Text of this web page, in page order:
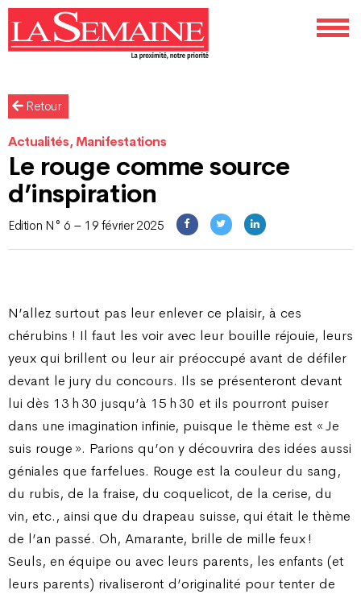
Retour
Actualités, Manifestations
Le rouge comme source
d’inspiration
Edition N° 6 – 19 février 2025
N’allez surtout pas leur enlever ce plaisir, à ces
chérubins ! Il faut les voir avec leur bouille réjouie, leurs
yeux qui brillent ou leur air préoccupé avant de défiler
devant le jury du concours. Ils se présenteront devant
lui dès 13 h 30 jusqu’à 15 h 30 et ils pourront puiser
dans une imagination infinie, puisque le thème est « Je
suis rouge ». Parions qu’on y découvrira des idées aussi
géniales que farfelues. Rouge est la couleur du sang,
du rubis, de la fraise, du coquelicot, de la cerise, du
vin, etc., ainsi que du drapeau suisse, qui était le thème
de l’an passé. Oh, Amarante, brille de mille feux !
Seuls, en équipe ou avec leurs parents, les enfants (et
leurs parents) rivaliseront d’originalité pour tenter de